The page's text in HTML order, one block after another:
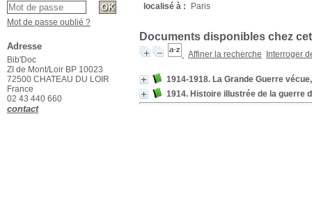
localisé à : Paris
Documents disponibles chez
Affiner la recherche Interroger
1914-1918. La Grande Guerre
1914. Histoire illustrée de la guerre
Mot de passe oublié ?
Adresse
Bib'Doc
ZI de Mont/Loir BP 10023
72500 CHATEAU DU LOIR
France
02 43 440 660
contact